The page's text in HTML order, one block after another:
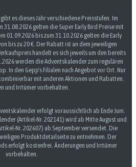
es dieses Jahr verschiedene Preisstufen. Im
31.08.2026 gelten die Super Early Bird Preise mit
01.09.2026 bis zum 31.10.2026 gelten die Early
bis zu 20 €. Der Rabatt ist an dem jeweiligen
handelt es sich jeweils um den bereits
werden die Adventskalender zum regulären
In den Gepp's Filialen nach Angebot vor Ort. Nur
mit anderen Aktionen und Rabatten.
und Irrtümer vorbehalten.
erfolgt voraussichtlich ab Ende Juni.
(Artikel-Nr. 202141) wird ab Mitte August und
Nr. 202607) ab September versendet. Die
Produktdetailseite zu entnehmen. Der
erfolgt kostenfrei. Änderungen und Irrtümer
vorbehalten.